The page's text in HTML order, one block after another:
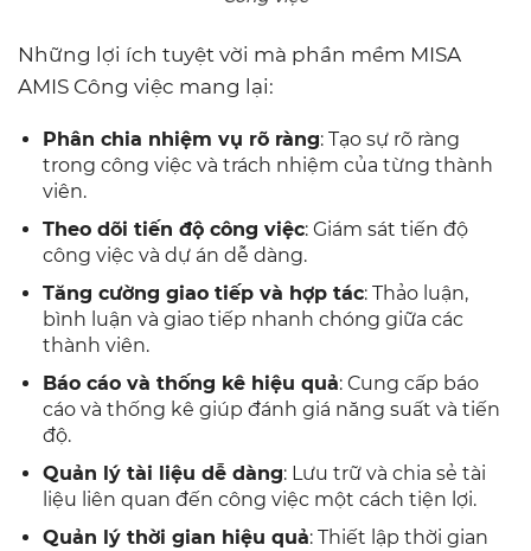
Những lợi ích tuyệt vời mà phần mềm MISA
AMIS Công việc mang lại:
Phân chia nhiệm vụ rõ ràng: Tạo sự rõ ràng
trong công việc và trách nhiệm của từng thành
viên.
Theo dõi tiến độ công việc: Giám sát tiến độ
công việc và dự án dễ dàng.
Tăng cường giao tiếp và hợp tác: Thảo luận,
bình luận và giao tiếp nhanh chóng giữa các
thành viên.
Báo cáo và thống kê hiệu quả: Cung cấp báo
cáo và thống kê giúp đánh giá năng suất và tiến
độ.
Quản lý tài liệu dễ dàng: Lưu trữ và chia sẻ tài
liệu liên quan đến công việc một cách tiện lợi.
Quản lý thời gian hiệu quả: Thiết lập thời gian